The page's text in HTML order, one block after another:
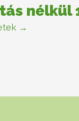
nélkül
→